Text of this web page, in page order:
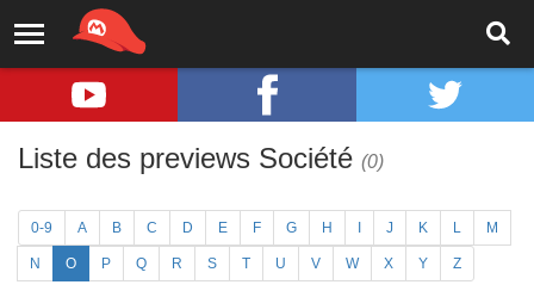
Liste des previews Société (0)
0-9 A B C D E F G H J K L M
N O P Q R S T U V W X Y Z